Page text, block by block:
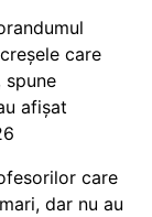
care
afișat
care
dar nu au